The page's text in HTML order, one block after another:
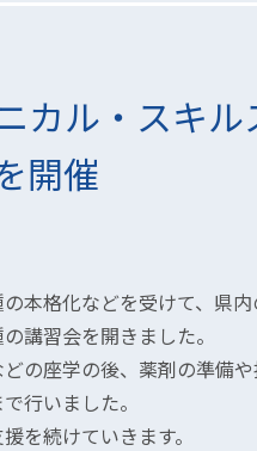
カル・スキル
開催
本格化などを受けて、県
講習会を開きました。
の座学の後、薬剤の準備
行いました。
を続けていきます。